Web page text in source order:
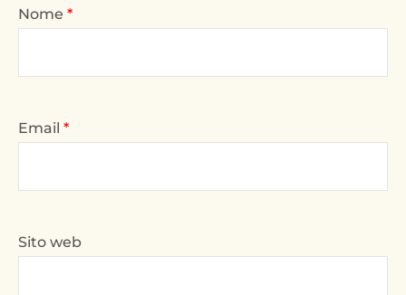
Nome *
Email *
Sito web